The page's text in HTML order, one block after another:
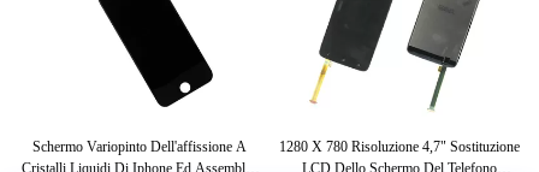
Schermo Variopinto Dell'affissione A
Cristalli Liquidi Di Iphone Ed Assemblea
1280 X 780 Risoluzione 4,7" Sostituzione
LCD Dello Schermo Del Telefono